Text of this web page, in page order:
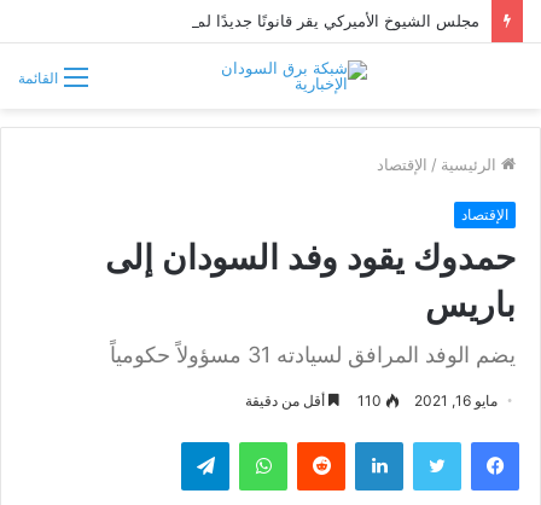
القائمة
الرئيسية / الإقتصاد
الإقتصاد
حمدوك يقود وفد السودان إلى
باريس
يضم الوفد المرافق لسيادته 31 مسؤولاً حكومياً
مايو 16, 2021 110 أقل من دقيقة
فيسبوك تويتر لينكدإن واتساب تيلقرام